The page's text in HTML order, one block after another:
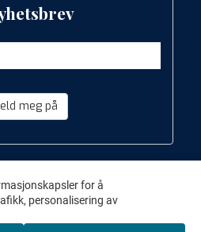
meg på
for å
personalisering av